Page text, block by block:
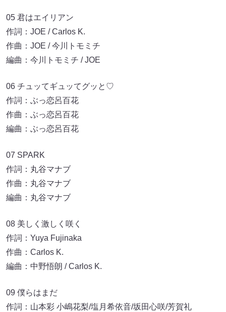
05 君はエイリアン
作詞：JOE / Carlos K.
作曲：JOE / 今川トモミチ
編曲：今川トモミチ / JOE
06 チュッてギュッてグッと♡
作詞：ぶっ恋呂百花
作曲：ぶっ恋呂百花
編曲：ぶっ恋呂百花
07 SPARK
作詞：丸谷マナブ
作曲：丸谷マナブ
編曲：丸谷マナブ
08 美しく激しく咲く
作詞：Yuya Fujinaka
作曲：Carlos K.
編曲：中野悟朗 / Carlos K.
09 僕らはまだ
作詞：山本彩 小嶋花梨/塩月希依音/坂田心咲/芳賀礼